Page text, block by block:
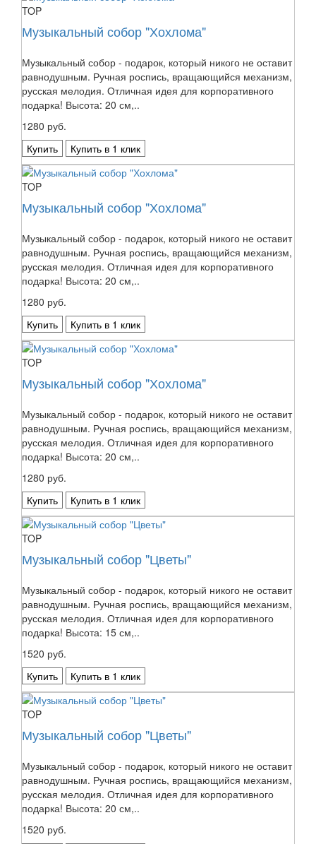
TOP
Музыкальный собор "Хохлома"
Музыкальный собор - подарок, который никого не оставит
равнодушным. Ручная роспись, вращающийся механизм,
русская мелодия. Отличная идея для корпоративного
подарка! Высота: 20 см,..
1280 руб.
Купить
Купить в 1 клик
TOP
Музыкальный собор "Хохлома"
Музыкальный собор - подарок, который никого не оставит
равнодушным. Ручная роспись, вращающийся механизм,
русская мелодия. Отличная идея для корпоративного
подарка! Высота: 20 см,..
1280 руб.
Купить
Купить в 1 клик
TOP
Музыкальный собор "Хохлома"
Музыкальный собор - подарок, который никого не оставит
равнодушным. Ручная роспись, вращающийся механизм,
русская мелодия. Отличная идея для корпоративного
подарка! Высота: 20 см,..
1280 руб.
Купить
Купить в 1 клик
TOP
Музыкальный собор "Цветы"
Музыкальный собор - подарок, который никого не оставит
равнодушным. Ручная роспись, вращающийся механизм,
русская мелодия. Отличная идея для корпоративного
подарка! Высота: 15 см,..
1520 руб.
Купить
Купить в 1 клик
TOP
Музыкальный собор "Цветы"
Музыкальный собор - подарок, который никого не оставит
равнодушным. Ручная роспись, вращающийся механизм,
русская мелодия. Отличная идея для корпоративного
подарка! Высота: 20 см,..
1520 руб.